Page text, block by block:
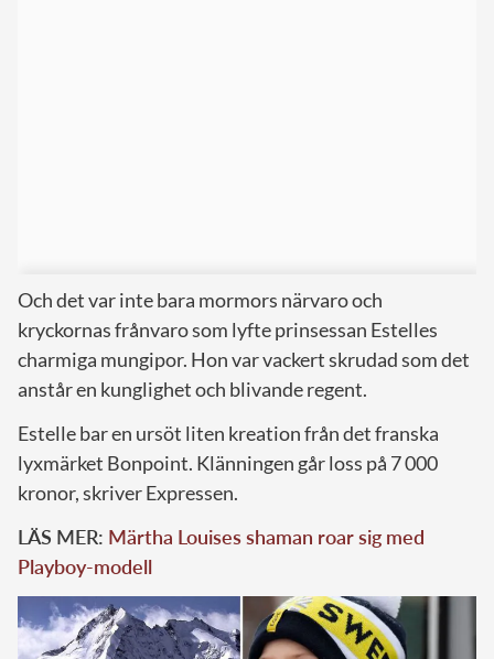
Och det var inte bara mormors närvaro och
kryckornas frånvaro som lyfte prinsessan Estelles
charmiga mungipor. Hon var vackert skrudad som det
anstår en kunglighet och blivande regent.
Estelle bar en ursöt liten kreation från det franska
lyxmärket Bonpoint. Klänningen går loss på 7 000
kronor, skriver Expressen.
LÄS MER: Märtha Louises shaman roar sig med
Playboy-modell